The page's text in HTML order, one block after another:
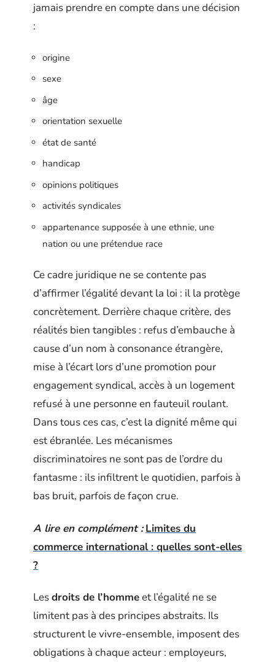
jamais prendre en compte dans une décision
:
origine
sexe
âge
orientation sexuelle
état de santé
handicap
opinions politiques
activités syndicales
appartenance supposée à une ethnie, une
nation ou une prétendue race
Ce cadre juridique ne se contente pas
d’affirmer l’égalité devant la loi : il la protège
concrètement. Derrière chaque critère, des
réalités bien tangibles : refus d’embauche à
cause d’un nom à consonance étrangère,
mise à l’écart lors d’une promotion pour
engagement syndical, accès à un logement
refusé à une personne en fauteuil roulant.
Dans tous ces cas, c’est la dignité même qui
est ébranlée. Les mécanismes
discriminatoires ne sont pas de l’ordre du
fantasme : ils infiltrent le quotidien, parfois à
bas bruit, parfois de façon crue.
A lire en complément : Limites du
commerce international : quelles sont-elles
?
Lesdroits de l’hommeet l’égalité ne se
limitent pas à des principes abstraits. Ils
structurent le vivre-ensemble, imposent des
obligations à chaque acteur : employeurs,